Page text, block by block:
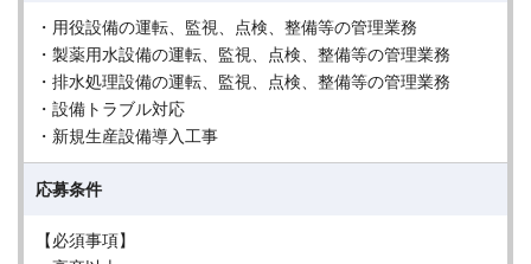
・用役設備の運転、監視、点検、整備等の管理業務
・製薬用水設備の運転、監視、点検、整備等の管理業務
・排水処理設備の運転、監視、点検、整備等の管理業務
・設備トラブル対応
・新規生産設備導入工事
応募条件
【必須事項】